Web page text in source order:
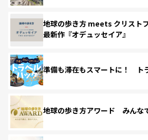
地球の歩き方 meets クリスト
最新作『オデュッセイア』
準備も滞在もスマートに！ ト
地球の歩き方アワード みんな